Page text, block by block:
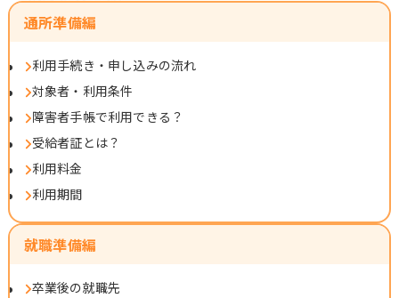
通所準備編
利用手続き・申し込みの流れ
対象者・利用条件
障害者手帳で利用できる？
受給者証とは？
利用料金
利用期間
就職準備編
卒業後の就職先